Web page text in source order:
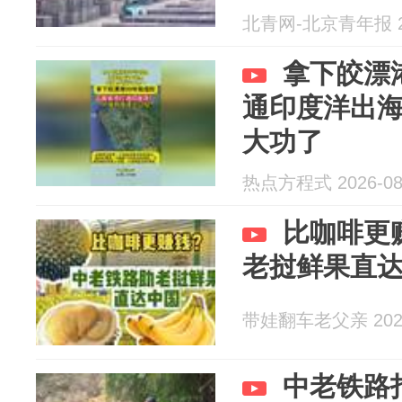
北青网-北京青年报
拿下皎漂
通印度洋出
大功了
热点方程式 2026-
比咖啡更
老挝鲜果直
带娃翻车老父亲
中老铁路